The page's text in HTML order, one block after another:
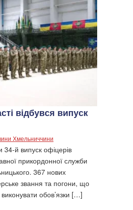
відбувся випуск
Хмельниччини
й випуск офіцерів
прикордонної служби
367 нових
звання та погони, що
обов’язки […]